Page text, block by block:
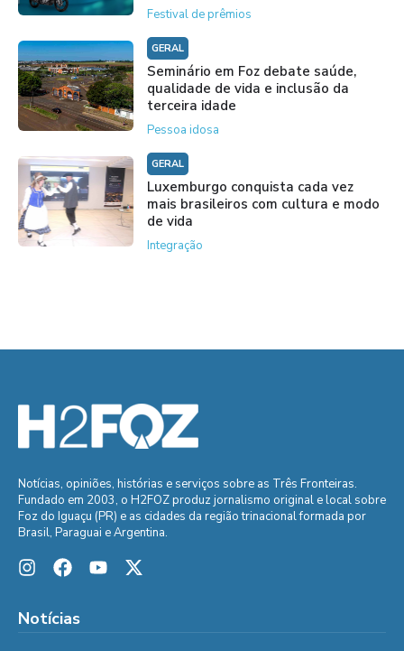
Festival de prêmios
GERAL
Seminário em Foz debate saúde,
qualidade de vida e inclusão da
terceira idade
Pessoa idosa
GERAL
Luxemburgo conquista cada vez
mais brasileiros com cultura e modo
de vida
Integração
Notícias, opiniões, histórias e serviços sobre as Três Fronteiras.
Fundado em 2003, o H2FOZ produz jornalismo original e local sobre
Foz do Iguaçu (PR) e as cidades da região trinacional formada por
Brasil, Paraguai e Argentina.
Notícias